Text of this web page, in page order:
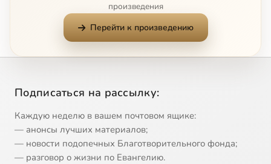
Проделки Софи, 10
Проделки Софи, 11
14 Проделки Софи, 14
произведения
Перейти к произведению
Подписаться на рассылку:
Каждую неделю в вашем почтовом ящике:
— анонсы лучших материалов;
— новости подопечных Благотворительного фонда;
— разговор о жизни по Евангелию.